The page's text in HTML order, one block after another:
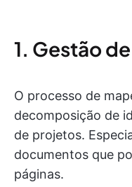
1. Gestão
O processo de
decomposição de
de projetos.
documentos que
páginas.